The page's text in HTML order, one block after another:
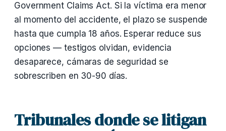
Government Claims Act. Si la víctima era menor
al momento del accidente, el plazo se suspende
hasta que cumpla 18 años. Esperar reduce sus
opciones — testigos olvidan, evidencia
desaparece, cámaras de seguridad se
sobrescriben en 30-90 días.
Tribunales donde se litigan